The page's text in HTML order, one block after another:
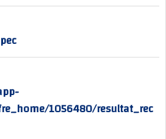
app-
1056480/